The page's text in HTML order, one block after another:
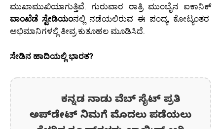
ಮುಖಾಮುಖಿಯಾಗುತ್ತಿವೆ. ಗುರುವಾರ ರಾತ್ರಿ ಮುಂಬೈನ ಐಕಾನಿಕ್
ವಾಂಖೆಡೆ ಸ್ಟೇಡಿಯಂನಲ್ಲಿ ನಡೆಯಲಿರುವ ಈ ಪಂದ್ಯ, ಕೋಟ್ಯಂತರ
ಅಭಿಮಾನಿಗಳಲ್ಲಿ ತೀವ್ರ ಕುತೂಹಲ ಮೂಡಿಸಿದೆ.
ಸೇಡಿನ ಹಾದಿಯಲ್ಲಿ ಭಾರತ?
ಕನ್ನಡ ನಾಡು ವೆಬ್ ಸೈಟ್ ಪ್ರತಿ
ಅಪ್‌ಡೇಟ್‌ ನಿಮಗೆ ಮೊದಲು ಪಡೆಯಲು